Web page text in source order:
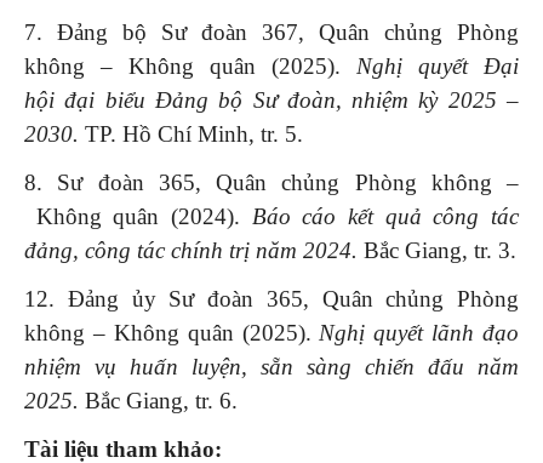
7. Đảng bộ Sư đoàn 367, Quân chủng Phòng
không – Không quân (2025). Nghị quyết Đại
hộiđại biểu Đảng bộ Sư đoàn, nhiệm kỳ 2025 –
2030. TP. Hồ Chí Minh, tr. 5.
8. Sư đoàn 365, Quân chủng Phòng không –
Không quân (2024). Báo cáo kết quả công tác
đảng, công tác chính trị năm 2024. Bắc Giang, tr. 3.
12. Đảng ủy Sư đoàn 365, Quân chủng Phòng
không – Không quân (2025). Nghị quyết lãnh đạo
nhiệm vụ huấn luyện, sẵn sàng chiến đấu năm
2025. Bắc Giang, tr. 6.
Tài liệu tham khảo: